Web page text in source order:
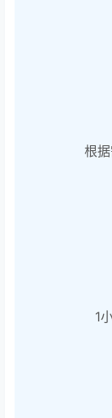
根
1